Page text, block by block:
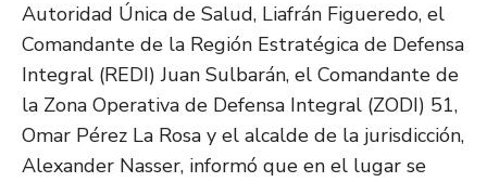
Autoridad Única de Salud, Liafrán Figueredo, el
Comandante de la Región Estratégica de Defensa
Integral (REDI) Juan Sulbarán, el Comandante de
la Zona Operativa de Defensa Integral (ZODI) 51,
Omar Pérez La Rosa y el alcalde de la jurisdicción,
Alexander Nasser, informó que en el lugar se